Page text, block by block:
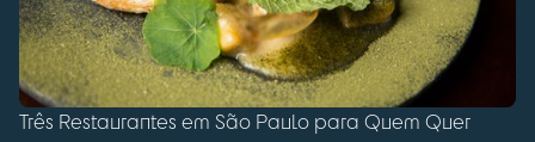
Três Restaurantes em São Paulo para Quem Quer